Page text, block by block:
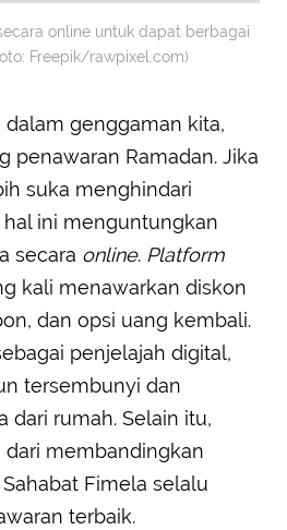
online untuk dapat berbagai
Freepik/rawpixel.com)
dalam genggaman kita,
penawaran Ramadan. Jika
suka menghindari
ini menguntungkan
secara online. Platform
kali menawarkan diskon
dan opsi uang kembali.
penjelajah digital,
tersembunyi dan
dari rumah. Selain itu,
membandingkan
Fimela selalu
terbaik.